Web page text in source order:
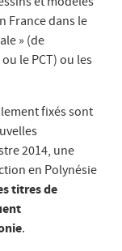
France dans le
» (de
le PCT) ou les
fixés sont
2014, une
en Polynésie
titres de
.